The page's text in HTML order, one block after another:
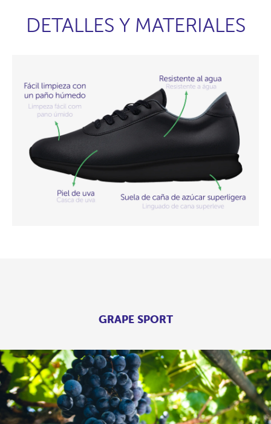
DETALLES Y MATERIALES
GRAPE SPORT